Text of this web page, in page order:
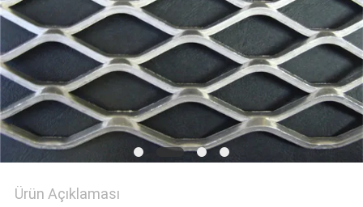
Ürün Açıklaması